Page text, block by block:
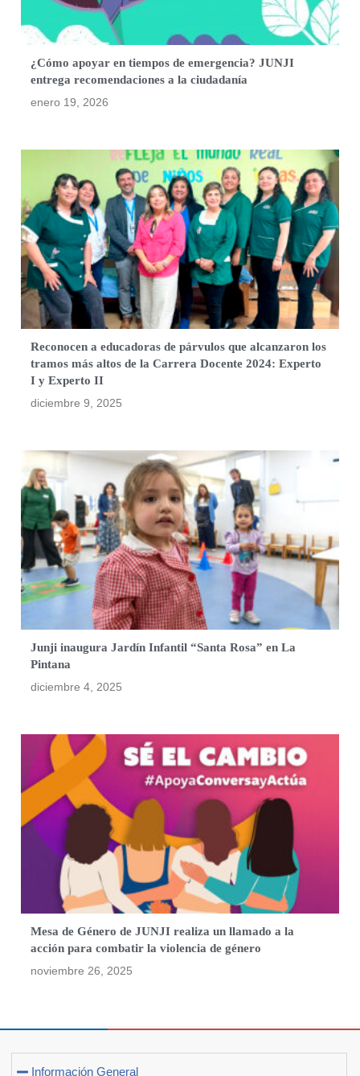
¿Cómo apoyar en tiempos de emergencia? JUNJI
entrega recomendaciones a la ciudadanía
enero 19, 2026
Reconocen a educadoras de párvulos que alcanzaron los
tramos más altos de la Carrera Docente 2024: Experto
I y Experto II
diciembre 9, 2025
Junji inaugura Jardín Infantil “Santa Rosa” en La
Pintana
diciembre 4, 2025
Mesa de Género de JUNJI realiza un llamado a la
acción para combatir la violencia de género
noviembre 26, 2025
Información General